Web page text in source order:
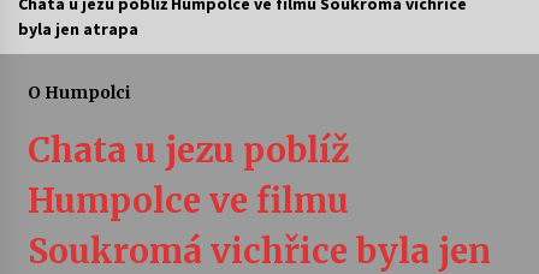
Vernisáž výstavy Josefíny Duškové: Stávám se
kapkou
30. 7. 2026
Veselí muzikanti
byla jen atrapa
O Humpolci
Chata u jezu poblíž
Humpolce ve filmu
Soukromá vichřice byla jen